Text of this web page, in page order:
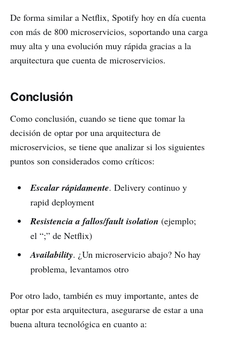
De forma similar a Netflix, Spotify hoy en día cuenta
con más de 800 microservicios, soportando una carga
muy alta y una evolución muy rápida gracias a la
arquitectura que cuenta de microservicios.
Conclusión
Como conclusión, cuando se tiene que tomar la
decisión de optar por una arquitectura de
microservicios, se tiene que analizar si los siguientes
puntos son considerados como críticos:
Escalar rápidamente. Delivery continuo y
rapid deployment
Resistencia a fallos/fault isolation (ejemplo;
el “;” de Netflix)
Availability. ¿Un microservicio abajo? No hay
problema, levantamos otro
Por otro lado, también es muy importante, antes de
optar por esta arquitectura, asegurarse de estar a una
buena altura tecnológica en cuanto a: